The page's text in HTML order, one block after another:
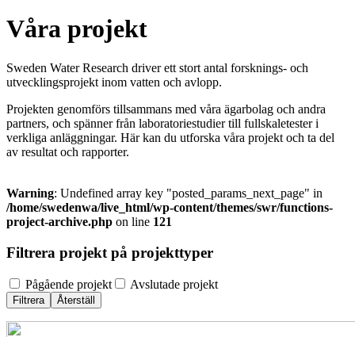
Våra projekt
Sweden Water Research driver ett stort antal forsknings- och
utvecklingsprojekt inom vatten och avlopp.
Projekten genomförs tillsammans med våra ägarbolag och andra
partners, och spänner från laboratoriestudier till fullskaletester i
verkliga anläggningar. Här kan du utforska våra projekt och ta del
av resultat och rapporter.
Warning: Undefined array key "posted_params_next_page" in
/home/swedenwa/live_html/wp-content/themes/swr/functions-
project-archive.php on line 121
Filtrera projekt på projekttyper
Pågående projekt Avslutade projekt
Filtrera Återställ